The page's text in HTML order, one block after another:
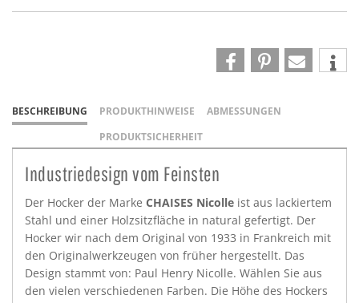
BESCHREIBUNG PRODUKTHINWEISE
ABMESSUNGEN
PRODUKTSICHERHEIT
Industriedesign vom Feinsten
Der Hocker der Marke CHAISES Nicolle ist aus lackiertem
Stahl und einer Holzsitzfläche in natural gefertigt. Der
Hocker wir nach dem Original von 1933 in Frankreich mit
den Originalwerkzeugen von früher hergestellt. Das
Design stammt von: Paul Henry Nicolle. Wählen Sie aus
den vielen verschiedenen Farben. Die Höhe des Hockers